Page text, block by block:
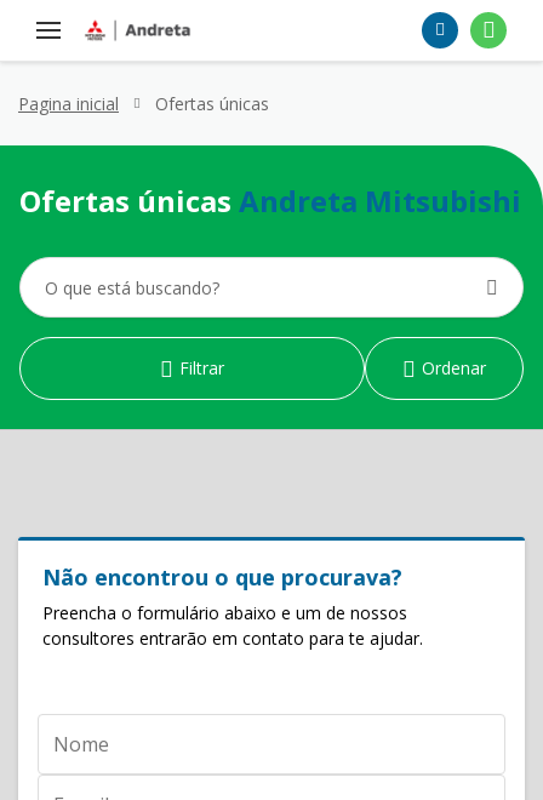
Pagina inicial Ofertas únicas
Ofertas únicas Andreta Mitsubishi
Filtrar Ordenar
Não encontrou o que procurava?
Preencha o formulário abaixo e um de nossos
consultores entrarão em contato para te ajudar.